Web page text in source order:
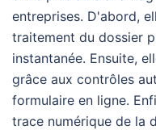
entreprises. D'abord,
traitement du dossier
instantanée. Ensuite,
grâce aux contrôles
formulaire en ligne.
trace numérique de la